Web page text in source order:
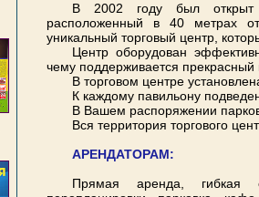
В 2002 году был открыт
расположенный в 40 метрах
уникальный торговый центр,
Центр оборудован
чему поддерживается прекрасный
В торговом центре
К каждому павильону
В Вашем распоряжении
Вся территория торгового
АРЕНДАТОРАМ:
Прямая аренда, гибкая